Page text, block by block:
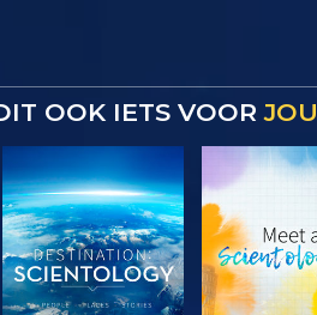
OOK IETS VOORJOU